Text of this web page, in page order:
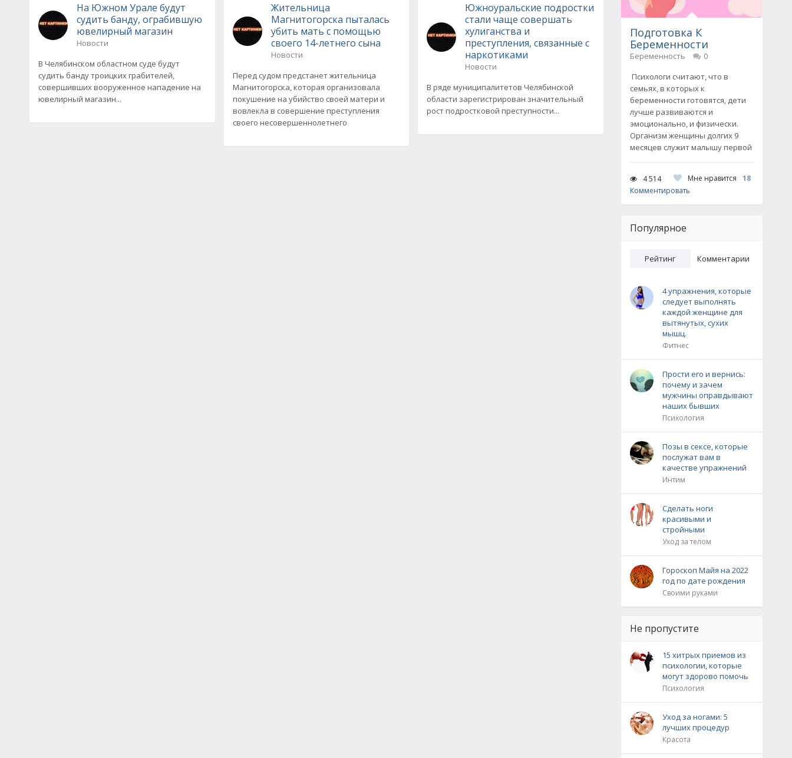
На Южном Урале будут
судить банду, ограбившую
ювелирный магазин
Новости
В Челябинском областном суде будут
судить банду троицких грабителей,
совершивших вооруженное нападение на
ювелирный магазин...
Жительница
Магнитогорска пыталась
убить мать с помощью
своего 14-летнего сына
Новости
Перед судом предстанет жительница
Магнитогорска, которая организовала
покушение на убийство своей матери и
вовлекла в совершение преступления
своего несовершеннолетнего
Южноуральские подростки
стали чаще совершать
хулиганства и
преступления, связанные с
наркотиками
Новости
В ряде муниципалитетов Челябинской
области зарегистрирован значительный
рост подростковой преступности...
Подготовка К
Беременности
Беременность
0
Психологи считают, что в
семьях, в которых к
беременности готовятся, дети
лучше развиваются и
эмоционально, и физически.
Организм женщины долгих 9
месяцев служит малышу первой
4 514 Мне нравится
18
Комментировать
Популярное
Рейтинг Комментарии
4 упражнения, которые
следует выполнять
каждой женщине для
вытянутых, сухих
мышц.
Фитнес
Прости его и вернись:
почему и зачем
мужчины оправдывают
наших бывших
Психология
Позы в сексе, которые
послужат вам в
качестве упражнений
Интим
Сделать ноги
красивыми и
стройными
Уход за телом
Гороскоп Майя на 2022
год по дате рождения
Своими руками
Не пропустите
15 хитрых приемов из
психологии, которые
могут здорово помочь
Психология
Уход за ногами: 5
лучших процедур
Красота